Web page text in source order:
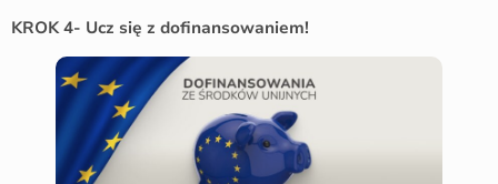
KROK 4- Ucz się z dofinansowaniem!